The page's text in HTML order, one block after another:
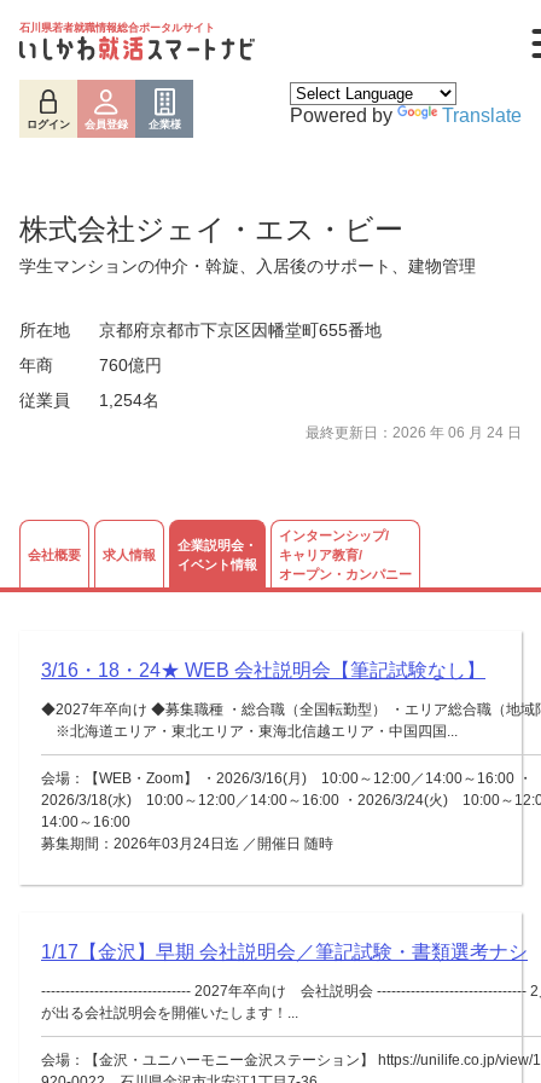
石川県若者就職情報総合ポータルサイト
ログイン 会員登録 企業様 Powered by Translate
会員登録 企業様
株式会社ジェイ・エス・ビー
学生マンションの仲介・斡旋、入居後のサポート、建物管理
所在地
京都府京都市下京区因幡堂町655番地
年商
760億円
従業員
1,254名
最終更新日：2026 年 06 月 24 日
会社概要 求人情報
企業説明会・
イベント情報
インターンシップ/
キャリア教育/
オープン・カンパニー
3/16・18・24★ WEB 会社説明会【筆記試験なし】
◆2027年卒向け ◆募集職種 ・総合職（全国転勤型） ・エリア総合職（地域
※北海道エリア・東北エリア・東海北信越エリア・中国四国...
会場：【WEB・Zoom】 ・2026/3/16(月) 10:00～12:00／14:00～16:00 ・
2026/3/18(水) 10:00～12:00／14:00～16:00 ・2026/3/24(火) 10:00～
14:00～16:00
募集期間：2026年03月24日迄 ／開催日 随時
1/17【金沢】早期 会社説明会／筆記試験・書類選考ナシ
------------------------------- 2027年卒向け 会社説明会 -------------------------------
が出る会社説明会を開催いたします！...
会場：【金沢・ユニハーモニー金沢ステーション】 https://unilife.co.jp/view/